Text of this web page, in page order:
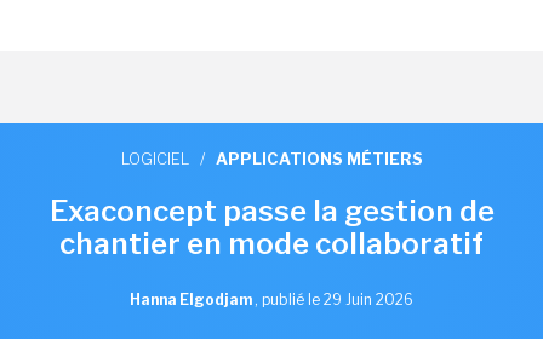
LOGICIEL / APPLICATIONS MÉTIERS
Exaconcept passe la gestion de
chantier en mode collaboratif
Hanna Elgodjam , publié le 29 Juin 2026